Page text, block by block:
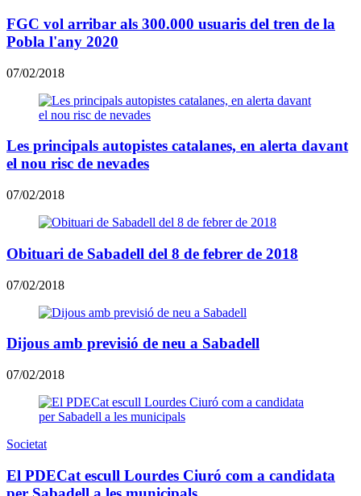
FGC vol arribar als 300.000 usuaris del tren de la
Pobla l'any 2020
07/02/2018
Les principals autopistes catalanes, en alerta davant
el nou risc de nevades
07/02/2018
Obituari de Sabadell del 8 de febrer de 2018
07/02/2018
Dijous amb previsió de neu a Sabadell
07/02/2018
Societat
El PDECat escull Lourdes Ciuró com a candidata